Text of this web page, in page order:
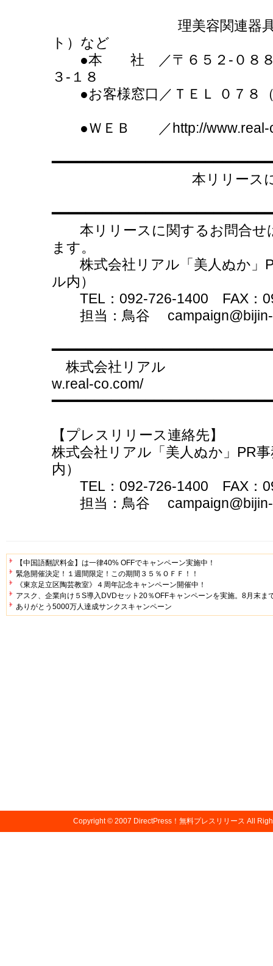
理美容関連器具、健
ト）など
●本 社 ／〒６５２-０８８５
３-１８
●お客様窓口／ＴＥＬ ０
●ＷＥＢ ／http://
本リリースに関
本リリースに関するお問合せ
ます。
株式会社リアル「美人ぬか」
ル内）
TEL：092-726-1400 FAX：
担当：鳥谷 campaign@bijin-
株式会社リ
w.real-co.com/
【プレスリリース連絡先】
株式会社リアル「美人ぬか」PR
内）
TEL：092-726-1400 FAX：
担当：鳥谷 campaign@bijin-
【中国語翻訳料金】は一律40% OFFでキャンペーン実施中！
緊急開催決定！１週間限定！この期間３５％ＯＦＦ！！
《東京足立区陶芸教室》４周年記念キャンペーン開催中！
アスク、企業向け５S導入DVDセット20％OFFキャンペーンを実施。8月末ま
ありがとう5000万人達成サンクスキャンペーン
Copyright © 2007 DirectPress！無料プレスリリース All